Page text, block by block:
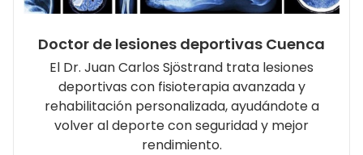
Doctor de lesiones deportivas Cuenca
El Dr. Juan Carlos Sjöstrand trata lesiones
deportivas con fisioterapia avanzada y
rehabilitación personalizada, ayudándote a
volver al deporte con seguridad y mejor
rendimiento.